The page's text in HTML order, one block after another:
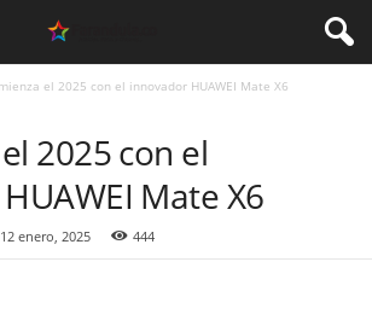
el 2025 con el innovador HUAWEI Mate X6
2025 con el
Mate X6
12 enero, 2025 444